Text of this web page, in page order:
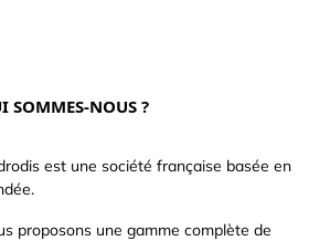
SOMMES-NOUS ?
est une société française basée en
proposons une gamme complète de